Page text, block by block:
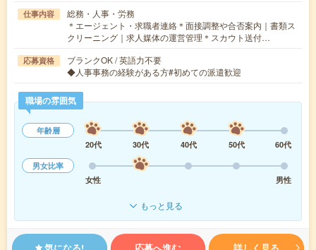
仕事内容
総務・人事・労務
＊エージェント・求職者連絡＊面接調整や合否案内｜書類ス
クリーニング｜求人媒体の運営管理＊スカウト送付…
応募資格
ブランクOK / 英語力不要
◆人事事務の経験がある方#初めての派遣歓迎
職場の雰囲気
年齢層
20代
30代 40代 50代
60代
男女比率
女性
男性
もっと見る